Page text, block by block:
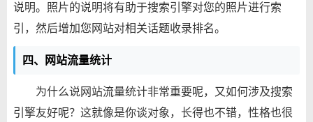
说明。照片的说明将有助于搜索引擎对您的照片进行索
引，然后增加您网站对相关话题收录排名。
四、网站流量统计
为什么说网站流量统计非常重要呢，又如何涉及搜索
引擎友好呢？这就像是你谈对象，长得也不错，性格也很